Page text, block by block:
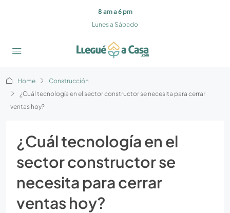
8 am a 6 pm
Lunes a Sábado
Home
Construcción
¿Cuál tecnología en el sector constructor se necesita para cerrar
ventas hoy?
¿Cuál tecnología en el
sector constructor se
necesita para cerrar
ventas hoy?